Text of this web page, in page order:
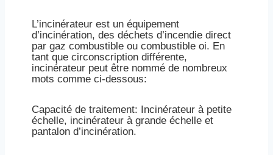
L’incinérateur est un équipement
d’incinération, des déchets d’incendie direct
par gaz combustible ou combustible oi. En
tant que circonscription différente,
incinérateur peut être nommé de nombreux
mots comme ci-dessous:
Capacité de traitement: Incinérateur à petite
échelle, incinérateur à grande échelle et
pantalon d’incinération.